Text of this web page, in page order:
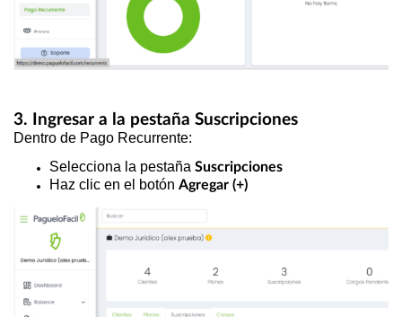
3. Ingresar a la pestaña Suscripciones
Dentro de Pago Recurrente:
Selecciona la pestaña Suscripciones
Haz clic en el botón Agregar (+)